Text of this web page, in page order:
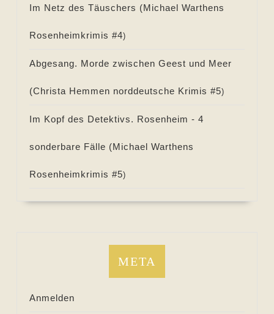
Im Netz des Täuschers (Michael Warthens
Rosenheimkrimis #4)
Abgesang. Morde zwischen Geest und Meer
(Christa Hemmen norddeutsche Krimis #5)
Im Kopf des Detektivs. Rosenheim - 4
sonderbare Fälle (Michael Warthens
Rosenheimkrimis #5)
META
Anmelden